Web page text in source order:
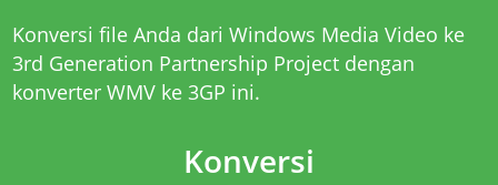
Konversi file Anda dari Windows Media Video ke
3rd Generation Partnership Project dengan
konverter WMV ke 3GP ini.
Konversi